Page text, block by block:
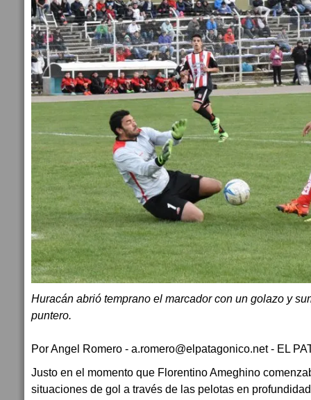
Huracán abrió temprano el marcador con un golazo y
puntero.
Por Angel Romero - a.romero@elpatagonico.net - EL
Justo en el momento que Florentino Ameghino
situaciones de gol a través de las pelotas en